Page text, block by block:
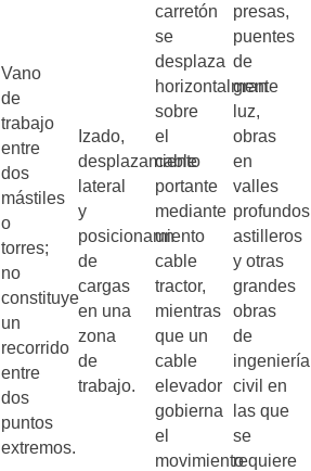
Vano
de
trabajo
entre
dos
mástiles
o
torres;
no
constituye
un
recorrido
entre
dos
puntos
extremos.
Izado,
desplazamiento
lateral
y
posicionamiento
de
cargas
en una
zona
de
trabajo.
carretón
se
desplaza
horizontalmente
sobre
el
cable
portante
mediante
un
cable
tractor,
mientras
que un
cable
elevador
gobierna
el
movimiento
presas,
puentes
de
gran
luz,
obras
en
valles
astilleros
y otras
grandes
obras
de
ingeniería
civil en
las que
se
requiere